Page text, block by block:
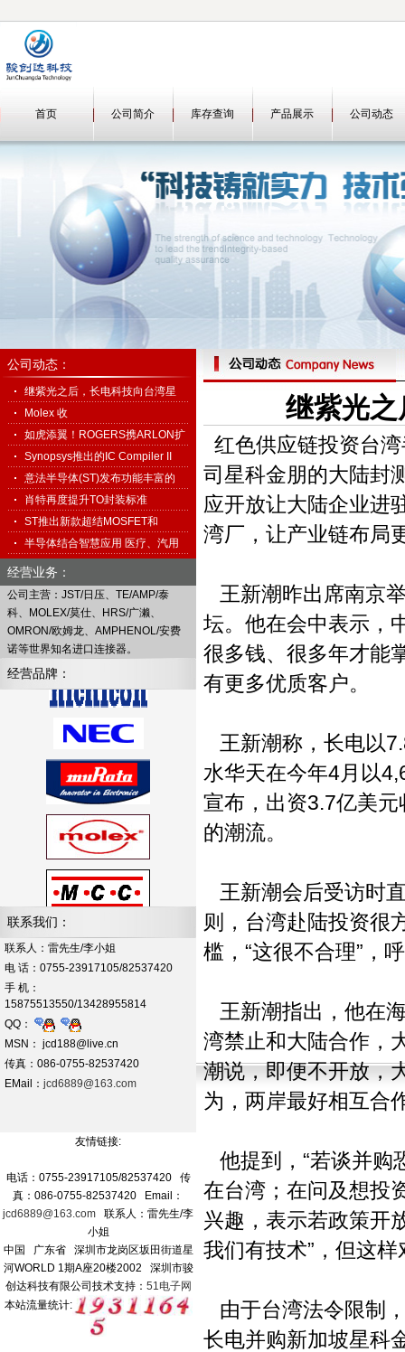
首页 公司简介 库存查询 产品展示 公司动态
继紫光
红色供应链投资台
司星科金朋的大陆封
应开放让大陆企业进
湾厂，让产业链布局
王新潮昨出席南京
坛。他在会中表示，
很多钱、很多年才能
有更多优质客户。
王新潮称，长电以
水华天在今年4月以
宣布，出资3.7亿美
的潮流。
王新潮会后受访时
则，台湾赴陆投资很
槛，“这很不合理”，
王新潮指出，他在
湾禁止和大陆合作，
潮说，即便不开放，
为，两岸最好相互合
他提到，“若谈并购
在台湾；在问及想投
兴趣，表示若政策开
我们有技术”，但这
由于台湾法令限制
长电并购新加坡星科
公司动态：
继紫光之后，长电科技向台湾星
科…Molex 收
购 Interconnect System…
如虎添翼！ROGERS携ARLON扩
展高频…
Synopsys推出的IC Compiler II
促…意法半导体(ST)发布功能丰富的
免…肖特再度提升TO封装标准
ST推出新款超结MOSFET和
1500V TO…
半导体结合智慧应用 医疗、汽用
搭…
经营业务：
公司主营：JST/日压、TE/AMP/泰
科、MOLEX/莫仕、HRS/广濑、
OMRON/欧姆龙、AMPHENOL/安费
诺等世界知名进口连接器。
经营品牌：
联系我们：
联系人：雷先生/李小姐
电 话：0755-23917105/82537420
手 机：
15875513550/13428955814
QQ：
MSN： jcd188@live.cn
传真：086-0755-82537420
EMail： jcd6889@163.com
友情链接:
电话：0755-23917105/82537420 传
真：086-0755-82537420 Email：
jcd6889@163.com 联系人：雷先生/李
小姐
中国 广东省 深圳市龙岗区坂田街道星
河WORLD 1期A座20楼2002 深圳市骏
创达科技有限公司 技术支持： 51电子网
本站流量统计: